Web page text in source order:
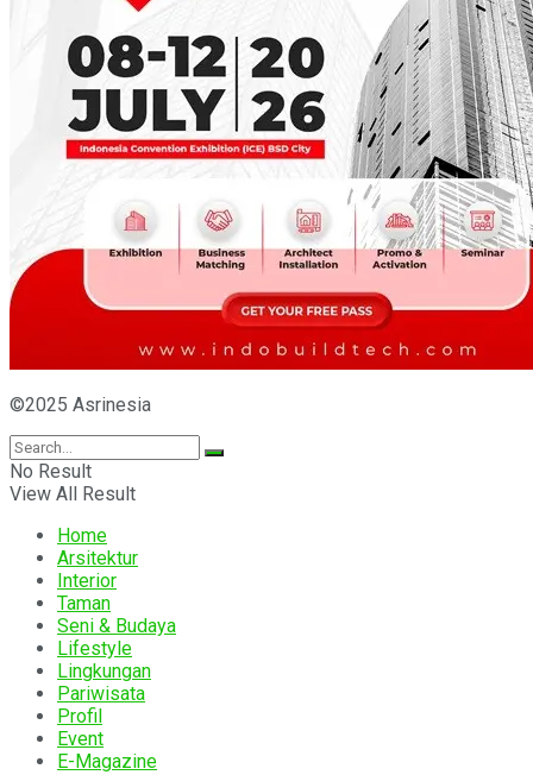
©2025 Asrinesia
No Result
View All Result
Home
Arsitektur
Interior
Taman
Seni & Budaya
Lifestyle
Lingkungan
Pariwisata
Profil
Event
E-Magazine